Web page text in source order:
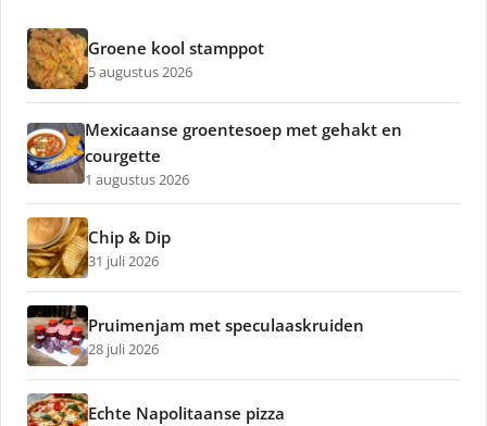
Groene kool stamppot
5 augustus 2026
Mexicaanse groentesoep met gehakt en
courgette
1 augustus 2026
Chip & Dip
31 juli 2026
Pruimenjam met speculaaskruiden
28 juli 2026
Echte Napolitaanse pizza